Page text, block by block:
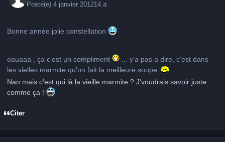
Posté(e)4 janvier 201214 a
Bonne année jolie constellation
oauaaa , ça c'est un compliment
... y'a pas a dire, c'est dans
les vielles marmite qu'on fait la meilleure soupe
Nan mais c'est qui là la vieille marmite ? J'voudrais savoir juste
comme ça !
Citer